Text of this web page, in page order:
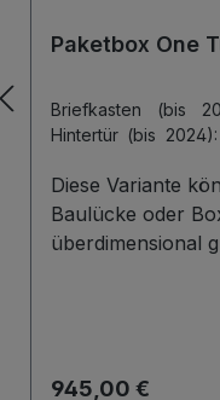
Paketbox One
Briefkasten (bis
Hintertür (bis 2024):
Tür-Farbe (bis
Diese Variante
Baulücke oder
überdimensional
dieses
Regulärer Preis:
945,00 €